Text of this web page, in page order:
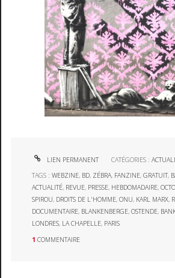
LIEN PERMANENT CATÉGORIES :
TAGS :WEBZINE, BD, ZÉBRA, FANZINE,GRATUIT,
ACTUALITÉ, REVUE, PRESSE, HEBDOMADAIRE,
SPIROU, DROITS DE L'HOMME,ONU, KARL MARX,
DOCUMENTAIRE, BLANKENBERGE,OSTENDE,
LONDRES, LA CHAPELLE, PARIS
1 COMMENTAIRE